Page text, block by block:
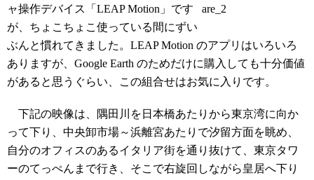
ャ操作デバイス「LEAP Motion」です
が、ちょこちょこ使っている間にずい
ぶんと慣れてきました。LEAP Motion のアプリはいろいろ
ありますが、Google Earth のためだけに購入しても十分価値
があると思うぐらい、この組合せはお気に入りです。
下記の映像は、隅田川を日本橋あたりから東京湾に向か
って下り、中央卸市場～浜離宮あたりで汐留方面を眺め、
自分のオフィスのあるイタリア街を通り抜けて、東京タワ
ーのてっぺんまで行き、そこで右旋回しながら皇居へ下り